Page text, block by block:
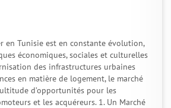
en Tunisie est en constante évolution,
économiques, sociales et culturelles
des infrastructures urbaines
en matière de logement, le marché
d’opportunités pour les
et les acquéreurs. 1. Un Marché